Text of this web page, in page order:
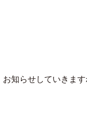
知らせしていきま